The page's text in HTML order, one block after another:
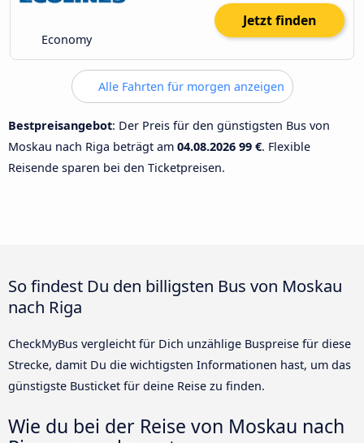
Economy
Jetzt finden
Alle Fahrten für morgen anzeigen
Bestpreisangebot: Der Preis für den günstigsten Bus von
Moskau nach Riga beträgt am 04.08.2026 99 €. Flexible
Reisende sparen bei den Ticketpreisen.
So findest Du den billigsten Bus von Moskau
nach Riga
CheckMyBus vergleicht für Dich unzählige Buspreise für diese
Strecke, damit Du die wichtigsten Informationen hast, um das
günstigste Busticket für deine Reise zu finden.
Wie du bei der Reise von Moskau nach